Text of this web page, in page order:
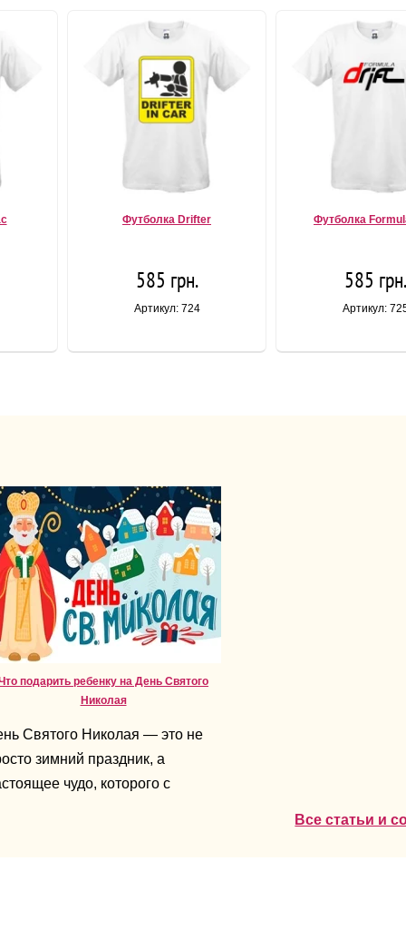
Футболка Drifter
585 грн.
Артикул: 724
Футболка
585 грн.
Артикул:
подарить ребенку на День Святого
Николая
Святого Николая — это не
зимний праздник, а
чудо, которого с
Все статьи и